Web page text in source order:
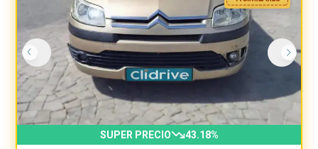
SUPER PRECIO 43.18%